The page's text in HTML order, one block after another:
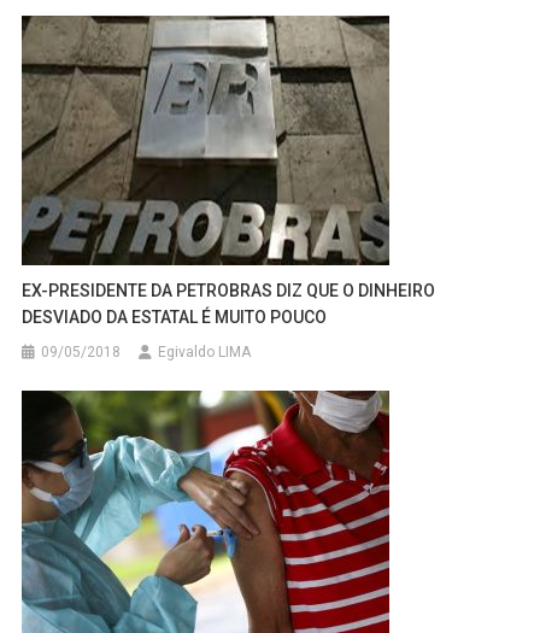
EX-PRESIDENTE DA PETROBRAS DIZ QUE O DINHEIRO
DESVIADO DA ESTATAL É MUITO POUCO
09/05/2018 Egivaldo LIMA